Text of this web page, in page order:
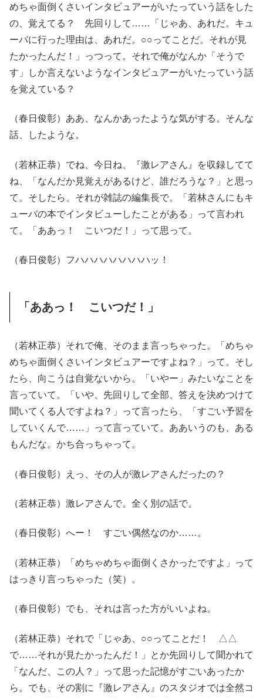
めちゃ面倒くさいインタビュアーがいたっていう話をした
の、覚えてる？ 先回りして……「じゃあ、あれだ。キュ
ーバに行った理由は、あれだ。○○ってことだ。それが見
たかったんだ！」っつって。それで俺がなんか「そうで
す」しか言えないようなインタビュアーがいたっていう話
を覚えている？
（春日俊彰）ああ、なんかあったような気がする。そんな
話、したような。
（若林正恭）でね、今日ね、『激レアさん』を収録してて
ね、「なんだか見覚えがあるけど、誰だろうな？」と思っ
て。そしたら、それが雑誌の編集長で。「若林さんにもキ
ューバの本でインタビューしたことがある」って言われ
て。「ああっ！ こいつだ！」って思って。
（春日俊彰）フハハハハハハハハッ！
「ああっ！ こいつだ！」
（若林正恭）それで俺、そのまま言っちゃった。「めちゃ
めちゃ面倒くさいインタビュアーですよね？」って。そし
たら、向こうは自覚ないから。「いやー」みたいなことを
言っていて。「いや、先回りして全部、答えを決めつけて
聞いてくる人ですよね？」って言ったら、「すごい予習を
していくんで……」って言っていて。ああいうのも、ある
もんだな。かち合っちゃって。
（春日俊彰）えっ、その人が激レアさんだったの？
（若林正恭）激レアさんで。全く別の話で。
（春日俊彰）へー！ すごい偶然なのか……。
（若林正恭）「めちゃめちゃ面倒くさかったですよ」って
はっきり言っちゃった（笑）。
（春日俊彰）でも、それは言った方がいいよね。
（若林正恭）それで「じゃあ、○○ってことだ！ △△
で……それが見たかったんだ！」とか先回りして聞かれて
「なんだ、この人？」って思った記憶がすごいあったか
ら。でも、その割に『激レアさん』のスタジオでは全然コ